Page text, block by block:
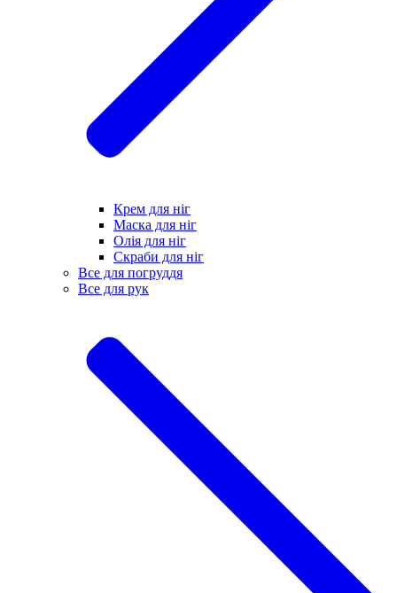
Крем для ніг
Маска для ніг
Олія для ніг
Скраби для ніг
Все для погруддя
Все для рук